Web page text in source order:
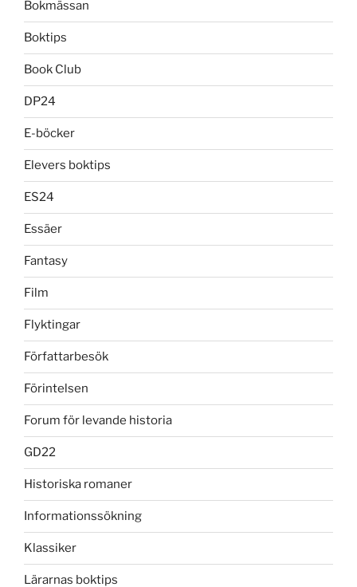
Bokmässan
Boktips
Book Club
DP24
E-böcker
Elevers boktips
ES24
Essäer
Fantasy
Film
Flyktingar
Författarbesök
Förintelsen
Forum för levande historia
GD22
Historiska romaner
Informationssökning
Klassiker
Lärarnas boktips